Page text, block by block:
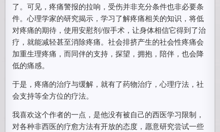
了。可见，疼痛警报的拉响，受伤并非充分条件也非必要条
件。心理学家的研究揭示，学习了解疼痛相关的知识，将低
对疼痛的期待，使用安慰剂/假手术，让身体相信它得到了治
疗，就能减轻甚至消除疼痛。社会排挤产生的社会性疼痛会
加重生理疼痛，而同伴的支持，探望，拥抱，陪伴，也会降
低的痛感。
于是，疼痛的治疗与缓解，就有了药物治疗，心理疗法，社
会支持等全方位的疗法。
我喜欢这个作者的一点，是他没有被自己的西医学习限制，
对各种非西医的疗愈方法有开放的态度，愿意研究尝试一些